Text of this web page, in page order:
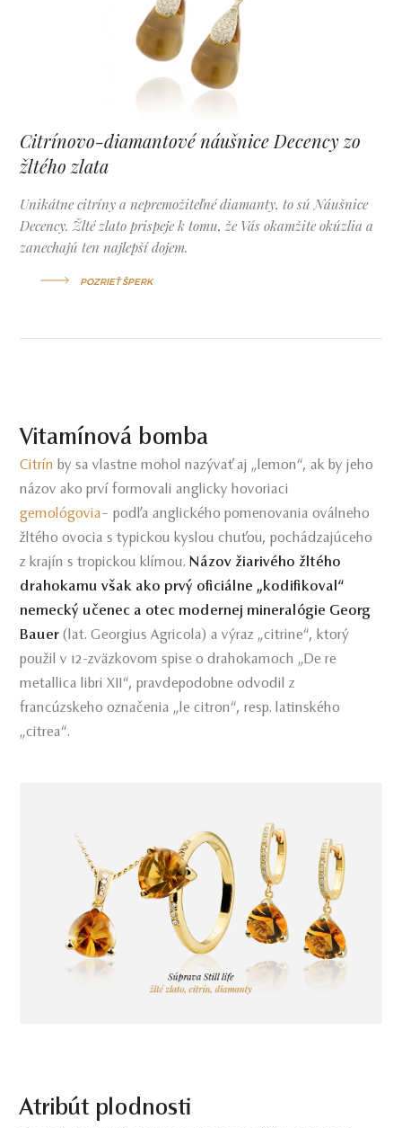
Citrínovo-diamantové náušnice Decency zo
žltého zlata
Unikátne citríny a nepremožiteľné diamanty, to sú Náušnice
Decency. Žlté zlato prispeje k tomu, že Vás okamžite okúzlia a
zanechajú ten najlepší dojem.
POZRIEŤ ŠPERK
Vitamínová bomba
Citrín by sa vlastne mohol nazývať aj „lemon“, ak by jeho
názov ako prví formovali anglicky hovoriaci
gemológovia– podľa anglického pomenovania oválneho
žltého ovocia s typickou kyslou chuťou, pochádzajúceho
z krajín s tropickou klímou. Názov žiarivého žltého
drahokamu však ako prvý oficiálne „kodifikoval“
nemecký učenec a otec modernej mineralógie Georg
Bauer (lat. Georgius Agricola) a výraz „citrine“, ktorý
použil v 12-zväzkovom spise o drahokamoch „De re
metallica libri XII“, pravdepodobne odvodil z
francúzskeho označenia „le citron“, resp. latinského
„citrea“.
Atribút plodnosti